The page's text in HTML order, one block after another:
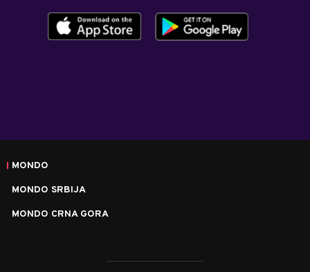
MONDO
MONDO SRBIJA
MONDO CRNA GORA